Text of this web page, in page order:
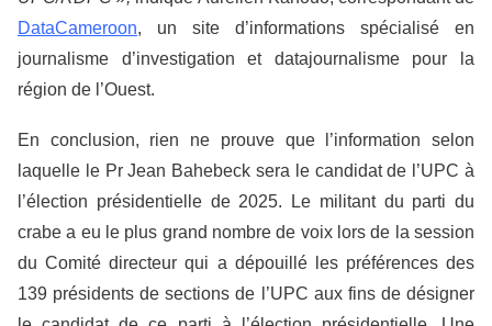
DataCameroon, un site d’informations spécialisé en
journalisme d’investigation et datajournalisme pour la
région de l’Ouest.
En conclusion, rien ne prouve que l’information selon
laquelle le Pr Jean Bahebeck sera le candidat de l’UPC à
l’élection présidentielle de 2025. Le militant du parti du
crabe a eu le plus grand nombre de voix lors de la session
du Comité directeur qui a dépouillé les préférences des
139 présidents de sections de l’UPC aux fins de désigner